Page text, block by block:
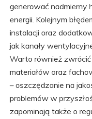
generować nadmierny
energii. Kolejnym
instalacji oraz
jak kanały
Warto również
materiałów oraz
– oszczędzanie na
problemów w
zapominają także o